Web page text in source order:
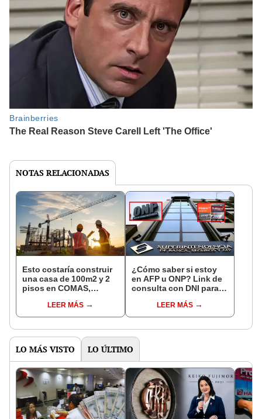
NOTAS RELACIONADAS
Esto costaría construir
una casa de 100m2 y 2
pisos en COMAS,
distritos de LIMA
NORTE
LEER MÁS
¿Cómo saber si estoy
en AFP u ONP? Link de
consulta con DNI para
pensiones estás
LEER MÁS
LO MÁS VISTO LO ÚLTIMO